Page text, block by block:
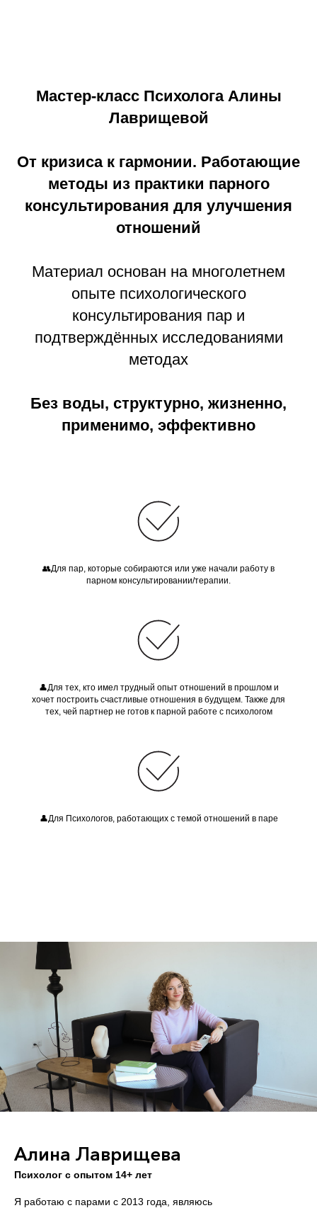
Мастер-класс Психолога Алины
Лаврищевой
От кризиса к гармонии. Работающие
методы из практики парного
консультирования для улучшения
отношений
Материал основан на многолетнем
опыте психологического
консультирования пар и
подтверждённых исследованиями
методах
Без воды, структурно, жизненно,
применимо, эффективно
👥Для пар, которые собираются или уже начали работу в
парном консультировании/терапии.
👤Для тех, кто имел трудный опыт отношений в прошлом и
хочет построить счастливые отношения в будущем. Также для
тех, чей партнер не готов к парной работе с психологом
👤Для Психологов, работающих с темой отношений в паре
Алина Лаврищева
Психолог с опытом 14+ лет
Я работаю с парами с 2013 года, являюсь